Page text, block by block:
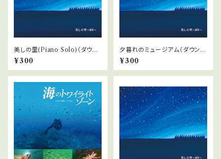
美しの里(Piano Solo)（ダウン
ロード）「美しの里〜四季」より
¥300
夕暮れのミュージアム（ダウンロ
ード）「美しの里〜四季」より
¥300